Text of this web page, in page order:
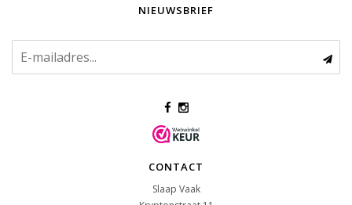
NIEUWSBRIEF
CONTACT
Slaap Vaak